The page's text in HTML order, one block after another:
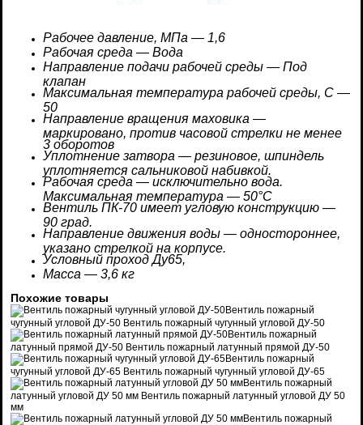
Рабочее давление, МПа — 1,6
Рабочая среда — Вода
Направление подачи рабочей среды — Под
клапан
Максимальная температура рабочей среды, C —
50
Направление вращения маховика —
маркировано, против часовой стрелки не менее
3 оборотов
Уплотнение затвора — резиновое, шпиндель
уплотняется сальниковой набивкой.
Рабочая среда — исключительно вода.
Максимальная температура — 50°С
Вентиль ПК-70 имеет угловую конструкцию —
90 град.
Направление движения воды — одностороннее,
указано стрелкой на корпусе.
Условный проход Ду65,
Масса — 3,6 кг
Похожие товары
Вентиль пожарный
чугунный угловой ДУ-50 Вентиль пожарный чугунный угловой ДУ-50
Вентиль пожарный
латунный прямой ДУ-50 Вентиль пожарный латунный прямой ДУ-50
Вентиль пожарный
чугунный угловой ДУ-65 Вентиль пожарный чугунный угловой ДУ-65
Вентиль пожарный
латунный угловой ДУ 50 мм Вентиль пожарный латунный угловой ДУ 50
мм
Вентиль пожарный